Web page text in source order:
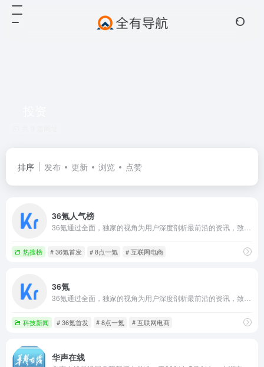
排序 发布 更新 浏览 点赞
36氪人气榜
热搜榜 # 36氪首发 # 8点一氪 # 互联网电商
36氪
科技新闻 # 36氪首发 # 8点一氪 # 互联网电商
华声在线